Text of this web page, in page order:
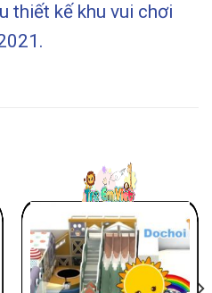
thiết kế khu vui chơi